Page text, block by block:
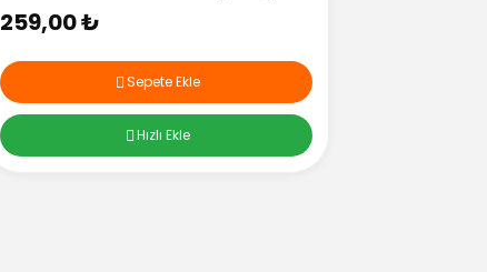
259,00 ₺
Sepete Ekle
Hızlı Ekle